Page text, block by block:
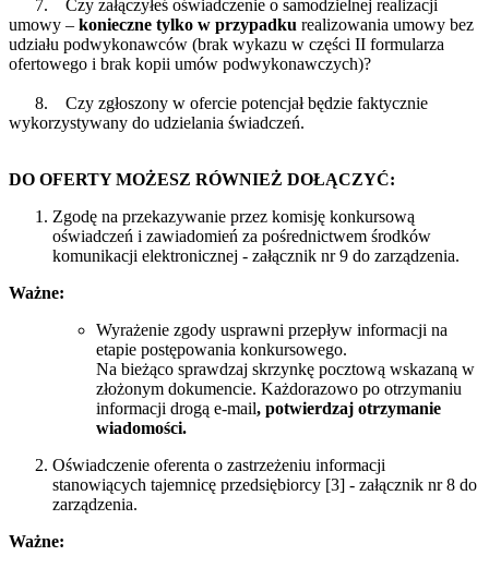
7. Czy załączyłeś oświadczenie o samodzielnej realizacji
umowy – konieczne tylko w przypadku realizowania umowy bez
udziału podwykonawców (brak wykazu w części II formularza
ofertowego i brak kopii umów podwykonawczych)?
8. Czy zgłoszony w ofercie potencjał będzie faktycznie
wykorzystywany do udzielania świadczeń.
DO OFERTY MOŻESZ RÓWNIEŻ DOŁĄCZYĆ:
Zgodę na przekazywanie przez komisję konkursową
oświadczeń i zawiadomień za pośrednictwem środków
komunikacji elektronicznej - załącznik nr 9 do zarządzenia.
Ważne:
Wyrażenie zgody usprawni przepływ informacji na
etapie postępowania konkursowego.
Na bieżąco sprawdzaj skrzynkę pocztową wskazaną w
złożonym dokumencie. Każdorazowo po otrzymaniu
informacji drogą e-mail, potwierdzaj otrzymanie
wiadomości.
Oświadczenie oferenta o zastrzeżeniu informacji
stanowiących tajemnicę przedsiębiorcy [3] - załącznik nr 8 do
zarządzenia.
Ważne: